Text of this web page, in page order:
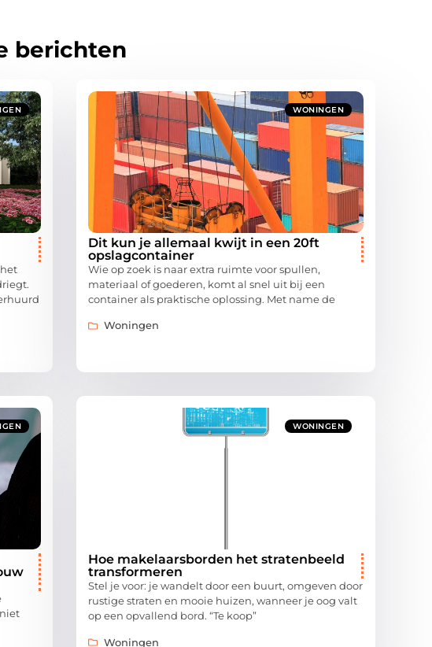
berichten
WONINGEN
Dit kun je allemaal kwijt in een 20ft
opslagcontainer
Wie op zoek is naar extra ruimte voor spullen,
materiaal of goederen, komt al snel uit bij een
container als praktische oplossing. Met name de
Woningen
WONINGEN
Hoe makelaarsborden het stratenbeeld
transformeren
Stel je voor: je wandelt door een buurt, omgeven door
rustige straten en mooie huizen, wanneer je oog valt
op een opvallend bord. “Te koop”
Woningen